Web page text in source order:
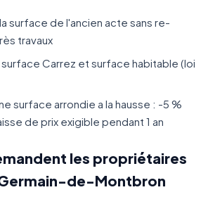
surface de l'ancien acte sans re-
travaux
Carrez et surface habitable (loi
surface arrondie a la hausse : -5 %
de prix exigible pendant 1 an
les propriétaires
de-Montbron